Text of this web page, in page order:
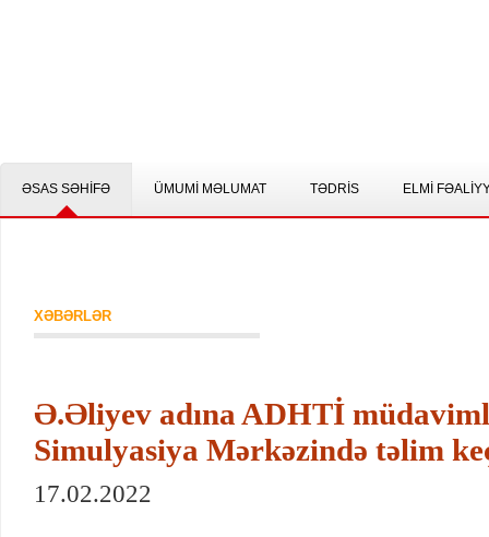
ƏSAS SƏHİFƏ ÜMUMİ MƏLUMAT TƏDRİS ELMİ
XƏBƏRLƏR
Ə.Əliyev adına ADHTİ
Simulyasiya Mərkəzində təlim
17.02.2022